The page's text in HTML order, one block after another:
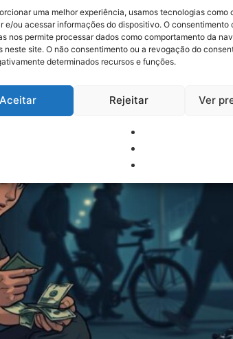
uma melhor experiência, usamos tecnologias como
e/ou acessar informações do dispositivo. O consentimento
nos permite processar dados como comportamento da
neste site. O não consentimento ou a revogação do
determinados recursos e funções.
Aceitar Rejeitar Ver
Anônimos (NA). “Suporte previsível
Perda de confiança Redução de
na vida do